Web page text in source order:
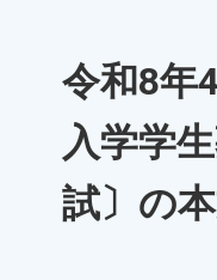
令和8年
入学学
試〕の